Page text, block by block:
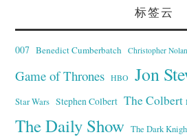
标签云
007 Benedict Cumberbatch Christopher Nolan
Game of Thrones HBO Jon
Star Wars Stephen Colbert The Colbert
The Daily Show The Dark